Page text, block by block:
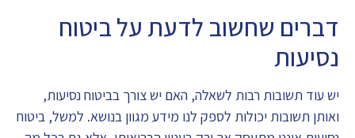
דברים שחשוב לדעת על ביטוח
נסיעות
יש עוד תשובות רבות לשאלה, האם יש צורך בביטוח נסיעות,
ואותן תשובות יכולות לספק לנו מידע מגוון בנושא. למשל, ביטוח